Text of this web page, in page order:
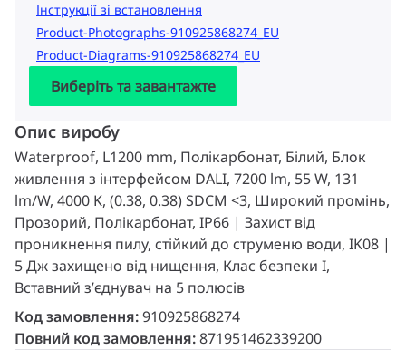
Інструкції зі встановлення
Product-Photographs-910925868274_EU
Product-Diagrams-910925868274_EU
Виберіть та завантажте
Опис виробу
Waterproof, L1200 mm, Полікарбонат, Білий, Блок
живлення з інтерфейсом DALI, 7200 lm, 55 W, 131
lm/W, 4000 K, (0.38, 0.38) SDCM <3, Широкий промінь,
Прозорий, Полікарбонат, IP66 | Захист від
проникнення пилу, стійкий до струменю води, IK08 |
5 Дж захищено від нищення, Клас безпеки I,
Вставний з’єднувач на 5 полюсів
Код замовлення:910925868274
Повний код замовлення:871951462339200